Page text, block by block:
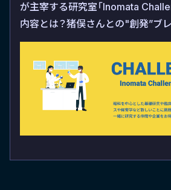
が主宰する研究室「Inomata
内容とは？猪俣さんとの"創発”ブレ